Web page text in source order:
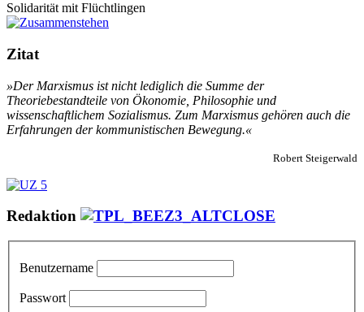
Solidarität mit Flüchtlingen
Zitat
»Der Marxismus ist nicht lediglich die Summe der
Theoriebestandteile von Ökonomie, Philosophie und
wissenschaftlichem Sozialismus. Zum Marxismus gehören auch die
Erfahrungen der kommunistischen Bewegung.«
Robert Steigerwald
Redaktion
Benutzername
Passwort